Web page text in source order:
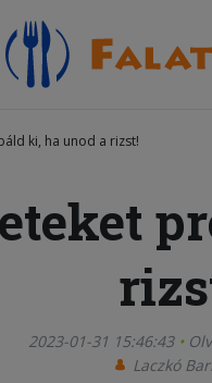
ki, ha unod a rizst!
2023-01-31 15:46:43
Laczkó